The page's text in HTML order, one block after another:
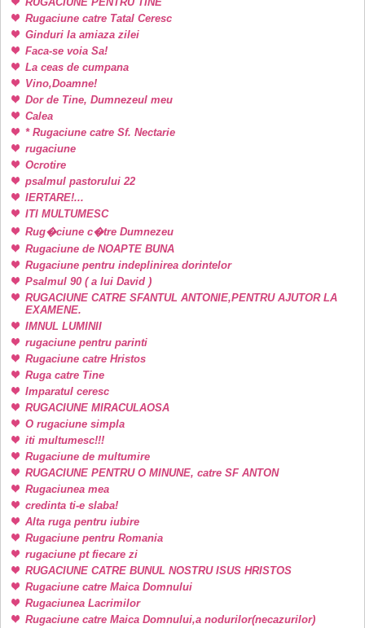
Rugaciune catre Tatal Ceresc
Ginduri la amiaza zilei
Faca-se voia Sa!
La ceas de cumpana
Vino,Doamne!
Dor de Tine, Dumnezeul meu
Calea
* Rugaciune catre Sf. Nectarie
rugaciune
Ocrotire
psalmul pastorului 22
IERTARE!...
ITI MULTUMESC
Rug�ciune c�tre Dumnezeu
Rugaciune de NOAPTE BUNA
Rugaciune pentru indeplinirea dorintelor
Psalmul 90 ( a lui David )
RUGACIUNE CATRE SFANTUL ANTONIE,PENTRU AJUTOR LA
EXAMENE.
IMNUL LUMINII
rugaciune pentru parinti
Rugaciune catre Hristos
Ruga catre Tine
Imparatul ceresc
RUGACIUNE MIRACULAOSA
O rugaciune simpla
iti multumesc!!!
Rugaciune de multumire
RUGACIUNE PENTRU O MINUNE, catre SF ANTON
Rugaciunea mea
credinta ti-e slaba!
Alta ruga pentru iubire
Rugaciune pentru Romania
rugaciune pt fiecare zi
RUGACIUNE CATRE BUNUL NOSTRU ISUS HRISTOS
Rugaciune catre Maica Domnului
Rugaciunea Lacrimilor
Rugaciune catre Maica Domnului,a nodurilor(necazurilor)